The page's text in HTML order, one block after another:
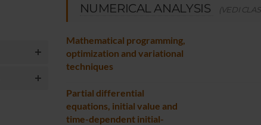
NUMERICAL ANALYSIS (VEDI
Mathematical programming,
optimization and variational
techniques
Partial differential
equations, initial value and
time-dependent initial-